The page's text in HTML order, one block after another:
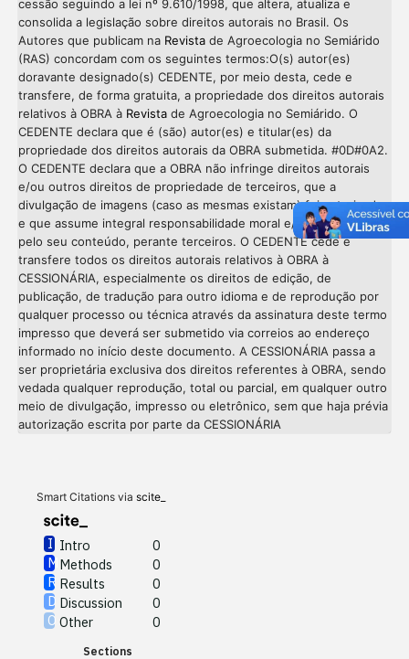
cessão seguindo a lei nº 9.610/1998, que altera, atualiza e
consolida a legislação sobre direitos autorais no Brasil. Os
Autores que publicam na Revistade Agroecologia no Semiárido
(RAS) concordam com os seguintes termos:O(s) autor(es)
doravante designado(s) CEDENTE, por meio desta, cede e
transfere, de forma gratuita, a propriedade dos direitos autorais
relativos à OBRA à Revistade Agroecologia no Semiárido. O
CEDENTE declara que é (são) autor(es) e titular(es) da
propriedade dos direitos autorais da OBRA submetida. #0D#0A2.
O CEDENTE declara que a OBRA não infringe direitos autorais
e/ou outros direitos de propriedade de terceiros, que a
divulgação de imagens (caso as mesmas existam) foi autorizada
e que assume integral responsabilidade moral e/ou patrimonial,
pelo seu conteúdo, perante terceiros. O CEDENTE cede e
transfere todos os direitos autorais relativos à OBRA à
CESSIONÁRIA, especialmente os direitos de edição, de
publicação, de tradução para outro idioma e de reprodução por
qualquer processo ou técnica através da assinatura deste termo
impresso que deverá ser submetido via correios ao endereço
informado no início deste documento. A CESSIONÁRIA passa a
ser proprietária exclusiva dos direitos referentes à OBRA, sendo
vedada qualquer reprodução, total ou parcial, em qualquer outro
meio de divulgação, impresso ou eletrônico, sem que haja prévia
autorização escrita por parte da CESSIONÁRIA
Smart Citations via scite_
Intro
0
Methods
0
Results
0
Discussion
0
Other
0
Sections
Intro